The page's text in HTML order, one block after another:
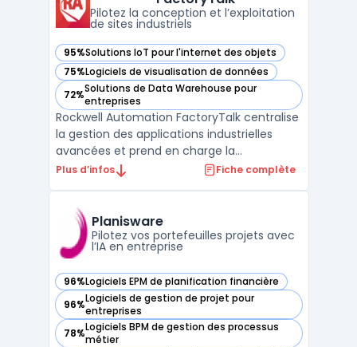
Pilotez la conception et l’exploitation
de sites industriels
95%Solutions IoT pour l'internet des objets
— voir Rockwell Automation FactoryTalk dans cette
75%Logiciels de visualisation de données
— voir Rockwell Automation FactoryTalk dans cette
72%Solutions de Data Warehouse pour
entreprises
— voir Rockwell Automation FactoryTalk dans cette
Rockwell Automation FactoryTalk centralise
la gestion des applications industrielles
avancées et prend en charge la
digitalisation industrielle de la conception à
d’automatisation industrielle, les équipes
d’opérations ...
Plus d’infos Fiche complète
Planisware
Pilotez vos portefeuilles projets avec
l’IA en entreprise
96%Logiciels EPM de planification financière
— voir Planisware dans cette catégorie
96%Logiciels de gestion de projet pour
entreprises
— voir Planisware dans cette catégorie
78%Logiciels BPM de gestion des processus
métier
— voir Planisware dans cette catégorie